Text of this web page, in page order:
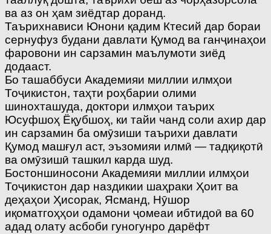
ва аз он ҳам зиёдтар доранд.
Таърихнависи Юнони қадим Ктесий дар бораи
сернуфуз будани давлати Қумод ва ганҷинаҳои
фаровони ин сарзамин маълумоти зиёд
додааст.
Бо ташаббуси Академияи миллии илмҳои
Тоҷикистон, таҳти роҳбарии олими
шинохташуда, доктори илмҳои таърих
Юсуфшоҳ Ёқубшоҳ, ки тайи чанд соли ахир дар
ин сарзамин ба омӯзиши таърихи давлати
Қумод машғул аст, эъзомияи илмӣ — тадқиқотӣ
ва омӯзишӣ ташкил карда шуд.
Бостоншиносони Академияи миллии илмҳои
Тоҷикистон дар наздикии шаҳраки Ҳоит ва
деҳаҳои Ҳисорак, Ясманд, Нӯшор
иқоматгоҳҳои одамони ҷомеаи ибтидоӣ ва 60
адад олату асбоби гуногунро дарёфт